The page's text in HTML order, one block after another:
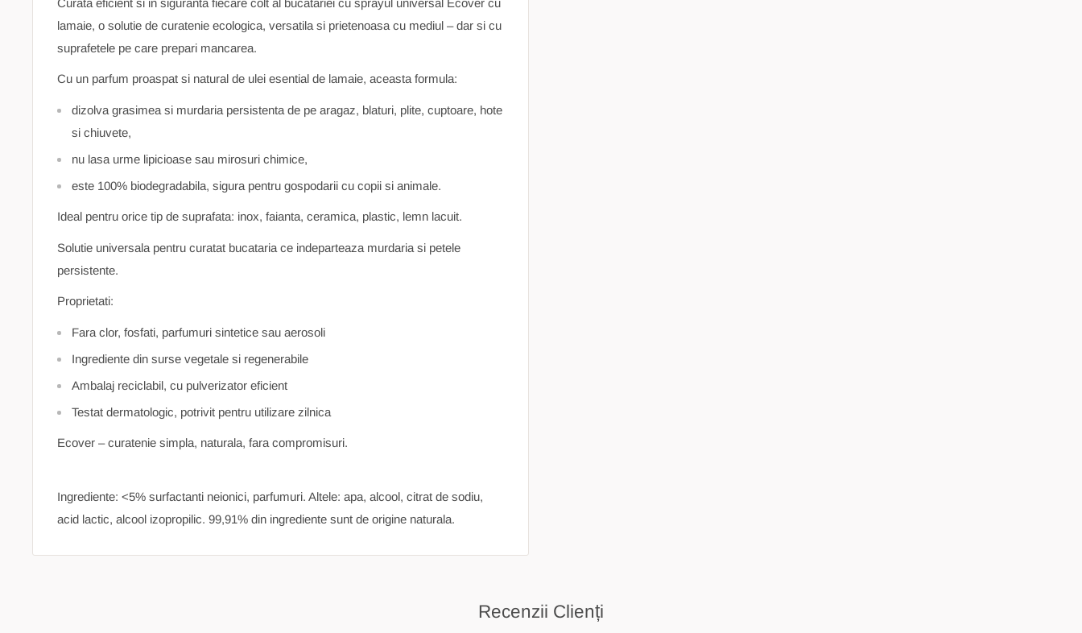
Curata eficient si in siguranta fiecare colt al bucatariei cu sprayul universal Ecover cu
lamaie, o solutie de curatenie ecologica, versatila si prietenoasa cu mediul – dar si cu
suprafetele pe care prepari mancarea.
Cu un parfum proaspat si natural de ulei esential de lamaie, aceasta formula:
dizolva grasimea si murdaria persistenta de pe aragaz, blaturi, plite, cuptoare, hote
si chiuvete,
nu lasa urme lipicioase sau mirosuri chimice,
este 100% biodegradabila, sigura pentru gospodarii cu copii si animale.
Ideal pentru orice tip de suprafata: inox, faianta, ceramica, plastic, lemn lacuit.
Solutie universala pentru curatat bucataria ce indeparteaza murdaria si petele
persistente.
Proprietati:
Fara clor, fosfati, parfumuri sintetice sau aerosoli
Ingrediente din surse vegetale si regenerabile
Ambalaj reciclabil, cu pulverizator eficient
Testat dermatologic, potrivit pentru utilizare zilnica
Ecover – curatenie simpla, naturala, fara compromisuri.
Ingrediente: <5% surfactanti neionici, parfumuri. Altele: apa, alcool, citrat de sodiu,
acid lactic, alcool izopropilic. 99,91% din ingrediente sunt de origine naturala.
Recenzii Clienți